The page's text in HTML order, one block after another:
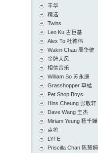
丰华
精选
Twins
Leo Ku 古巨基
Alex To 杜德伟
Wakin Chau 周华健
金牌大风
相信音乐
William So 苏永康
Grasshopper 草蜢
Pet Shop Boys
Hins Cheung 张敬轩
Dave Wang 王杰
Miriam Yeung 杨千嬅
点将
LYFE
Priscilla Chan 陈慧娴